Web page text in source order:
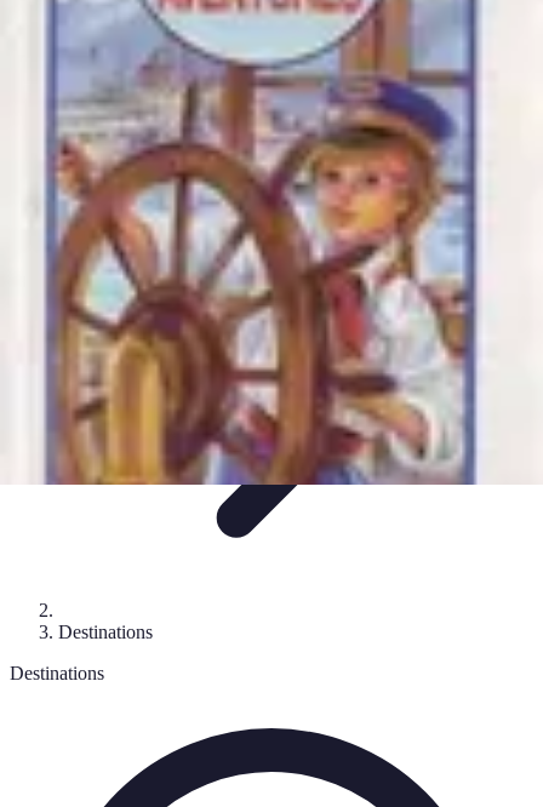
Aventure Sportive
Équipement
TendancesActivités SportivesParapente
Aventure Sportive
Destinations
Destinations